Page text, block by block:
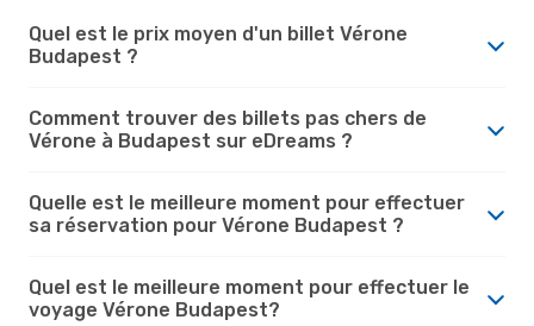
Quel est le prix moyen d'un billet Vérone
Budapest ?
Comment trouver des billets pas chers de
Vérone à Budapest sur eDreams ?
Quelle est le meilleure moment pour effectuer
sa réservation pour Vérone Budapest ?
Quel est le meilleure moment pour effectuer le
voyage Vérone Budapest?